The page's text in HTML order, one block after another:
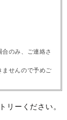
のみ、ご連絡さ
ませんので予めご
リーください。